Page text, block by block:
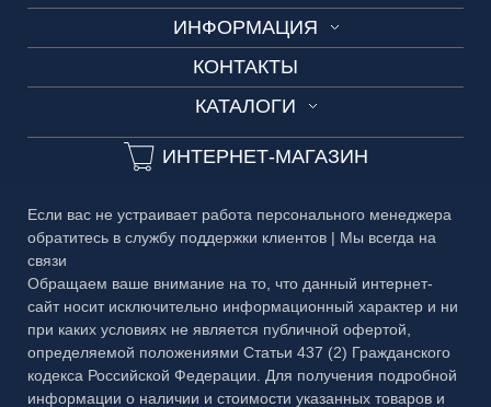
ЗЕРКАЛА
МЕТАЛЛ
3D-тур на производство
Замеры и консультации
Разработка дизайн-проекта
ИНФОРМАЦИЯ
Технические условия
Сроки изготовления
Частые вопросы
Публичная оферта
КОНТАКТЫ
КАТАЛОГИ
Каталог №1 Зеркальные изделия
Каталог №3 Двери
Каталог №5 Стеклянные ограждения
Каталог №6 Металлоконструкции
Каталог №7 Матовые рисунки
ИНТЕРНЕТ-МАГАЗИН
Если вас не устраивает работа персонального менеджера
обратитесь в службу поддержки клиентов | Мы всегда на
связи
Обращаем ваше внимание на то, что данный интернет-
сайт носит исключительно информационный характер и ни
при каких условиях не является публичной офертой,
определяемой положениями Статьи 437 (2) Гражданского
кодекса Российской Федерации. Для получения подробной
информации о наличии и стоимости указанных товаров и